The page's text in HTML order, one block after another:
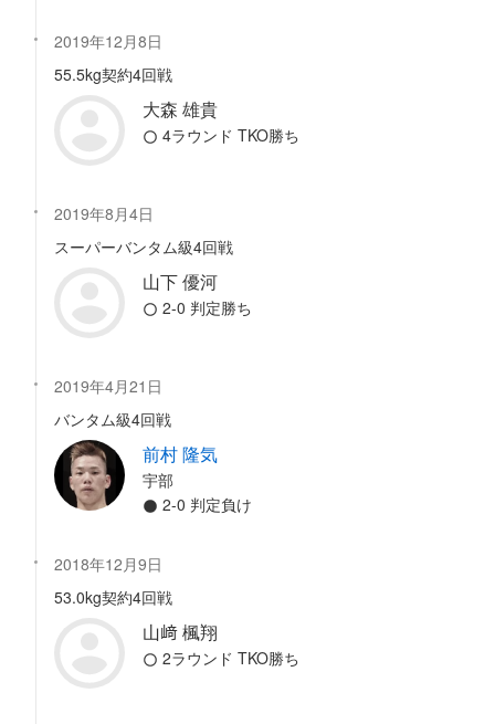
2019年12月8日
55.5kg契約4回戦
大森 雄貴
4ラウンド TKO勝ち
2019年8月4日
スーパーバンタム級4回戦
山下 優河
2-0 判定勝ち
2019年4月21日
バンタム級4回戦
前村 隆気
宇部
2-0 判定負け
2018年12月9日
53.0kg契約4回戦
山﨑 楓翔
2ラウンド TKO勝ち